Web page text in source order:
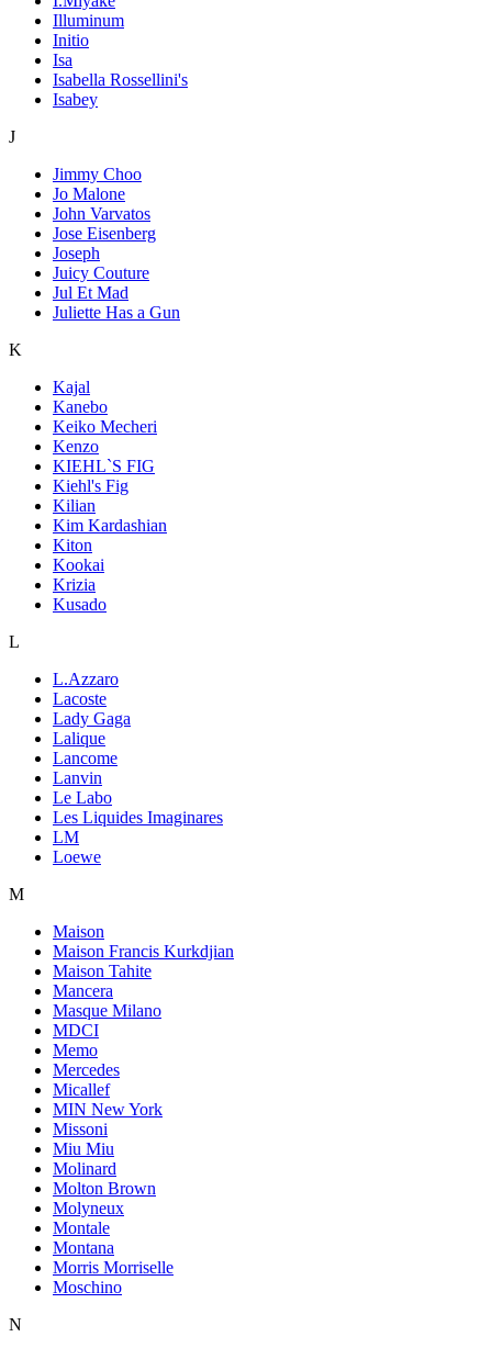
Illuminum
Initio
Isa
Isabella Rossellini's
Isabey
J
Jimmy Choo
Jo Malone
John Varvatos
Jose Eisenberg
Joseph
Juicy Couture
Jul Et Mad
Juliette Has a Gun
K
Kajal
Kanebo
Keiko Mecheri
Kenzo
KIEHL`S FIG
Kiehl's Fig
Kilian
Kim Kardashian
Kiton
Kookai
Krizia
Kusado
L
L.Azzaro
Lacoste
Lady Gaga
Lalique
Lancome
Lanvin
Le Labo
Les Liquides Imaginares
LM
Loewe
M
Maison
Maison Francis Kurkdjian
Maison Tahite
Mancera
Masque Milano
MDCI
Memo
Mercedes
Micallef
MIN New York
Missoni
Miu Miu
Molinard
Molton Brown
Molyneux
Montale
Montana
Morris Morriselle
Moschino
N